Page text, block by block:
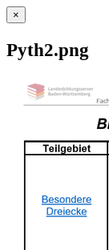
×
Pyth2.png